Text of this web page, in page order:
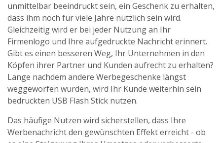
unmittelbar beeindruckt sein, ein Geschenk zu erhalten,
dass ihm noch für viele Jahre nützlich sein wird.
Gleichzeitig wird er bei jeder Nutzung an Ihr
Firmenlogo und Ihre aufgedruckte Nachricht erinnert.
Gibt es einen besseren Weg, Ihr Unternehmen in den
Köpfen ihrer Partner und Kunden aufrecht zu erhalten?
Lange nachdem andere Werbegeschenke längst
weggeworfen wurden, wird Ihr Kunde weiterhin sein
bedruckten USB Flash Stick nutzen.
Das häufige Nutzen wird sicherstellen, dass Ihre
Werbenachricht den gewünschten Effekt erreicht - ob